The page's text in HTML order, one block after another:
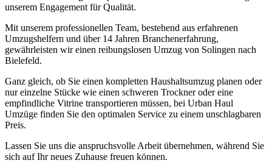
unserem Engagement für Qualität.
Mit unserem professionellen Team, bestehend aus erfahrenen
Umzugshelfern und über 14 Jahren Branchenerfahrung,
gewährleisten wir einen reibungslosen Umzug von Solingen nach
Bielefeld.
Ganz gleich, ob Sie einen kompletten Haushaltsumzug planen oder
nur einzelne Stücke wie einen schweren Trockner oder eine
empfindliche Vitrine transportieren müssen, bei Urban Haul
Umzüge finden Sie den optimalen Service zu einem unschlagbaren
Preis.
Lassen Sie uns die anspruchsvolle Arbeit übernehmen, während Sie
sich auf Ihr neues Zuhause freuen können.